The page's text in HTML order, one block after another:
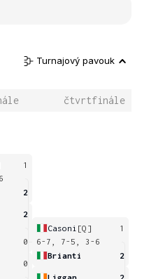
Turnajový pavouk
čtvrtfinále
1
2
2
0
0
Casoni [Q]
1
6-7, 7-5, 3-6
Brianti
2